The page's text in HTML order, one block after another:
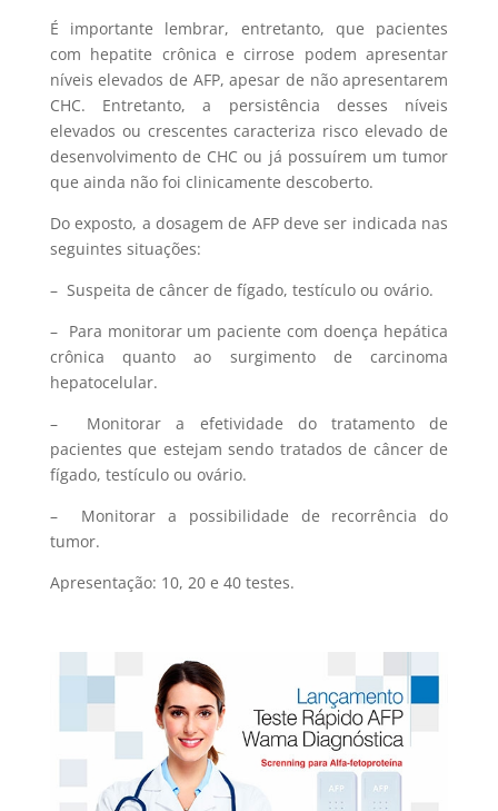
É importante lembrar, entretanto, que pacientes
com hepatite crônica e cirrose podem apresentar
níveis elevados de AFP, apesar de não apresentarem
CHC. Entretanto, a persistência desses níveis
elevados ou crescentes caracteriza risco elevado de
desenvolvimento de CHC ou já possuírem um tumor
que ainda não foi clinicamente descoberto.
Do exposto, a dosagem de AFP deve ser indicada nas
seguintes situações:
– Suspeita de câncer de fígado, testículo ou ovário.
– Para monitorar um paciente com doença hepática
crônica quanto ao surgimento de carcinoma
hepatocelular.
– Monitorar a efetividade do tratamento de
pacientes que estejam sendo tratados de câncer de
fígado, testículo ou ovário.
– Monitorar a possibilidade de recorrência do
tumor.
Apresentação: 10, 20 e 40 testes.